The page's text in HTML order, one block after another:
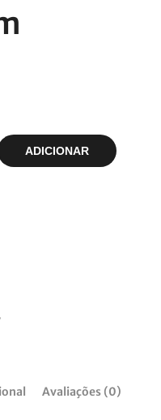
ADICIONAR
Avaliações (0)